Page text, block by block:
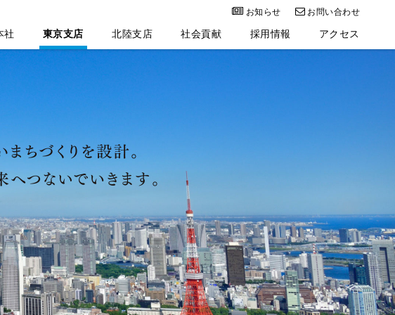
社 東京支店 北陸支店 社会貢献 採用情報 アクセス
お知らせ お問い合わせ